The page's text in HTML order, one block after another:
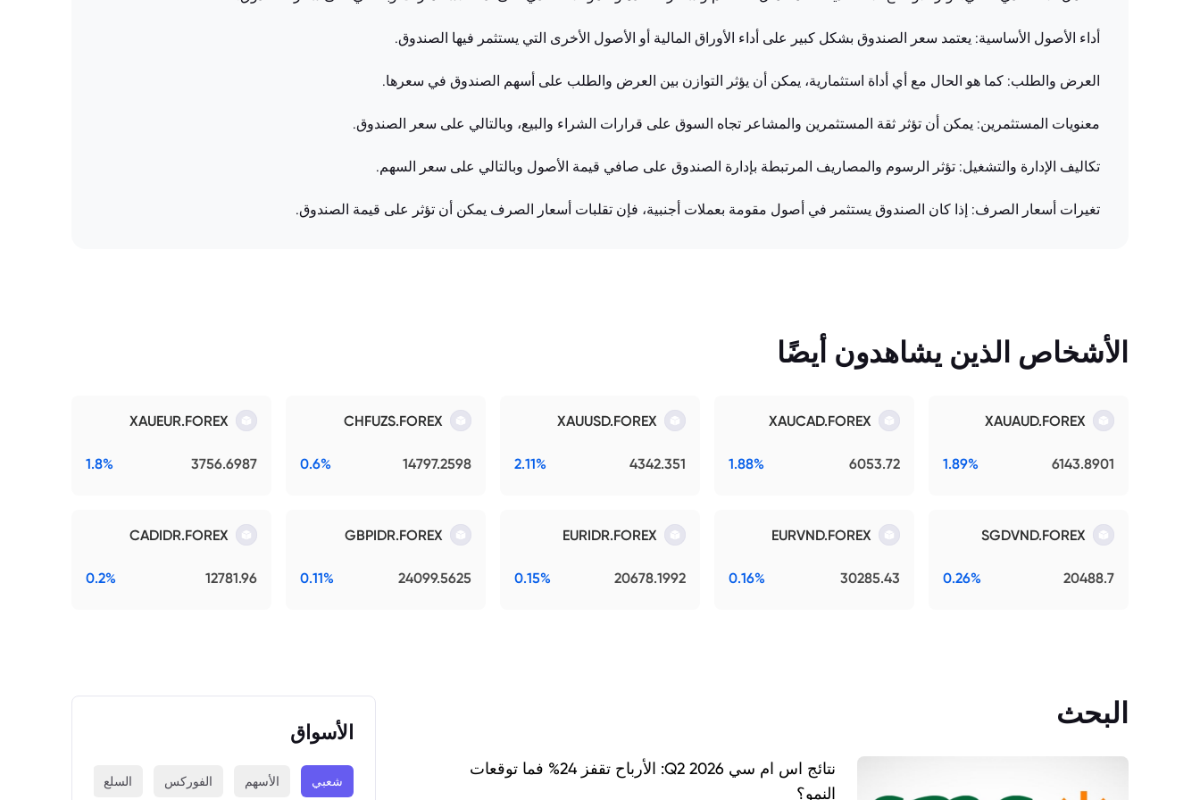
أداء الأصول الأساسية: يعتمد سعر الصندوق بشكل كبير على أداء الأوراق المالية أو الأصول الأخرى التي يستثمر فيها الصندوق.
العرض والطلب: كما هو الحال مع أي أداة استثمارية، يمكن أن يؤثر التوازن بين العرض والطلب على أسهم الصندوق في سعرها.
معنويات المستثمرين: يمكن أن تؤثر ثقة المستثمرين والمشاعر تجاه السوق على قرارات الشراء والبيع، وبالتالي على سعر الصندوق.
تكاليف الإدارة والتشغيل: تؤثر الرسوم والمصاريف المرتبطة بإدارة الصندوق على صافي قيمة الأصول وبالتالي على سعر السهم.
تغيرات أسعار الصرف: إذا كان الصندوق يستثمر في أصول مقومة بعملات أجنبية، فإن تقلبات أسعار الصرف يمكن أن تؤثر على قيمة الصندوق.
الأشخاص الذين يشاهدون أيضًا
XAUAUD.FOREX
6143.8901
1.89%
XAUCAD.FOREX
6053.72
1.88%
XAUUSD.FOREX
4342.351
2.11%
CHFUZS.FOREX
14797.2598
0.6%
XAUEUR.FOREX
3756.6987
1.8%
SGDVND.FOREX
20488.7
0.26%
EURVND.FOREX
30285.43
0.16%
EURIDR.FOREX
20678.1992
0.15%
GBPIDR.FOREX
24099.5625
0.11%
CADIDR.FOREX
12781.96
0.2%
البحث
نتائج اس ام سي Q2 2026: الأرباح تقفز 24% فما توقعات
النمو؟
الأسواق
شعبي الأسهم الفوركس السلع